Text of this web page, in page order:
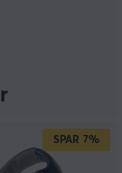
SPAR 7%